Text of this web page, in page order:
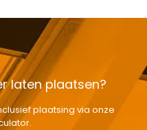
laten plaatsen?
plaatsing via onze